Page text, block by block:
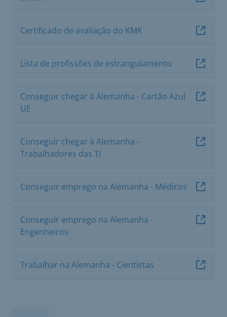
Certificado de avaliação do KMK
Lista de profissões de estrangulamento
Conseguir chegar à Alemanha - Cartão Azul
UE
Conseguir chegar à Alemanha -
Trabalhadores das TI
Conseguir emprego na Alemanha - Médicos
Conseguir emprego na Alemanha -
Engenheiros
Trabalhar na Alemanha - Cientistas